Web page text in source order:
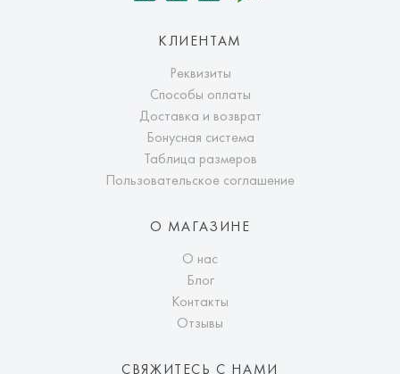
КЛИЕНТАМ
Реквизиты
Способы оплаты
Доставка и возврат
Бонусная система
Таблица размеров
Пользовательское соглашение
О МАГАЗИНЕ
О нас
Блог
Контакты
Отзывы
СВЯЖИТЕСЬ С НАМИ